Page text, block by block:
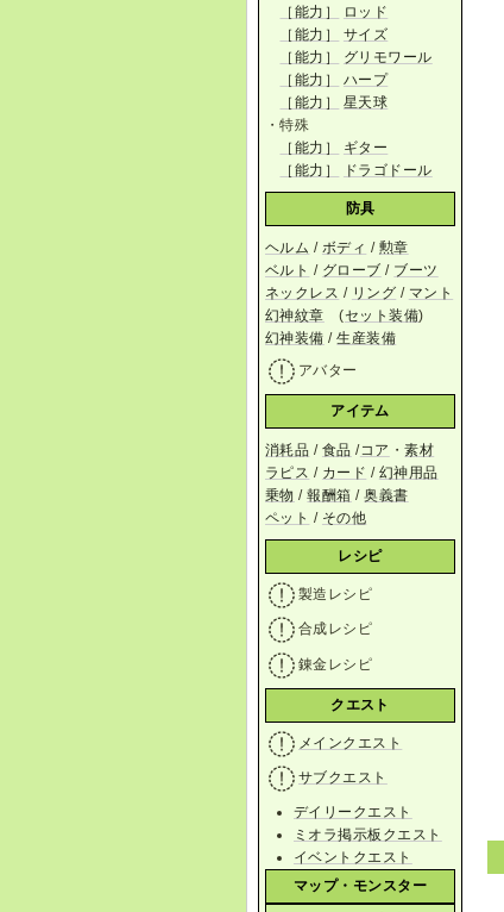
［能力］
ロッド
［能力］
サイズ
［能力］
グリモワール
［能力］
ハープ
［能力］
星天球
・特殊
［能力］
ギター
［能力］
ドラゴドール
防具
ヘルム / ボディ / 勲章
ベルト / グローブ / ブーツ
ネックレス / リング / マント
幻神紋章 (セット装備)
幻神装備 /生産装備
アバター
アイテム
消耗品 / 食品 /コア ・素材
ラピス / カード / 幻神用品
乗物 /報酬箱 /奥義書
ペット / その他
レシピ
製造レシピ
合成レシピ
錬金レシピ
クエスト
メインクエスト
サブクエスト
デイリークエスト
ミオラ掲示板クエスト
イベントクエスト
マップ・モンスター